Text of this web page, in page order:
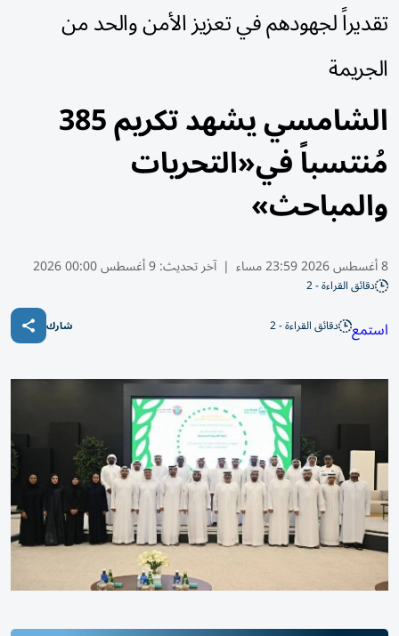
تقديراً لجهودهم في تعزيز الأمن والحد من
الجريمة
الشامسي يشهد تكريم 385
مُنتسباً في«التحريات
والمباحث»
8 أغسطس 2026 23:59 مساء | آخر تحديث:9 أغسطس 00:00 2026
دقائق القراءة - 2
استمع دقائق القراءة - 2 شارك